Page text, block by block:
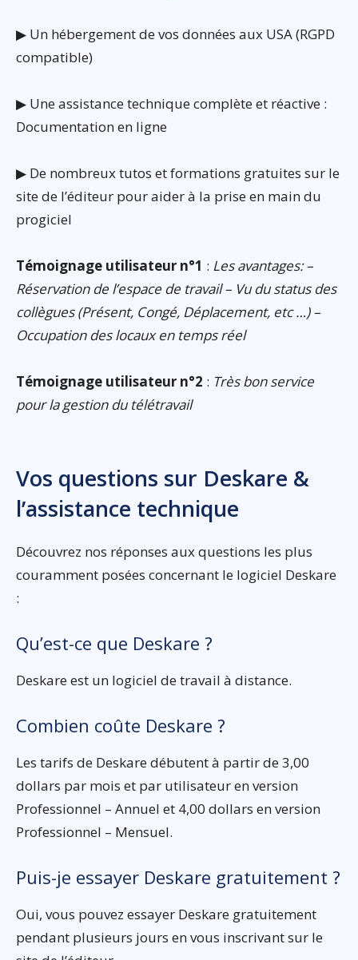
▶ Un hébergement de vos données aux USA (RGPD
compatible)
▶ Une assistance technique complète et réactive :
Documentation en ligne
▶ De nombreux tutos et formations gratuites sur le
site de l’éditeur pour aider à la prise en main du
progiciel
Témoignage utilisateur n°1 : Les avantages: –
Réservation de l’espace de travail – Vu du status des
collègues (Présent, Congé, Déplacement, etc …) –
Occupation des locaux en temps réel
Témoignage utilisateur n°2 : Très bon service
pour la gestion du télétravail
Vos questions sur Deskare &
l’assistance technique
Découvrez nos réponses aux questions les plus
couramment posées concernant le logiciel Deskare
:
Qu’est-ce que Deskare ?
Deskare est un logiciel de travail à distance.
Combien coûte Deskare ?
Les tarifs de Deskare débutent à partir de 3,00
dollars par mois et par utilisateur en version
Professionnel – Annuel et 4,00 dollars en version
Professionnel – Mensuel.
Puis-je essayer Deskare gratuitement ?
Oui, vous pouvez essayer Deskare gratuitement
pendant plusieurs jours en vous inscrivant sur le